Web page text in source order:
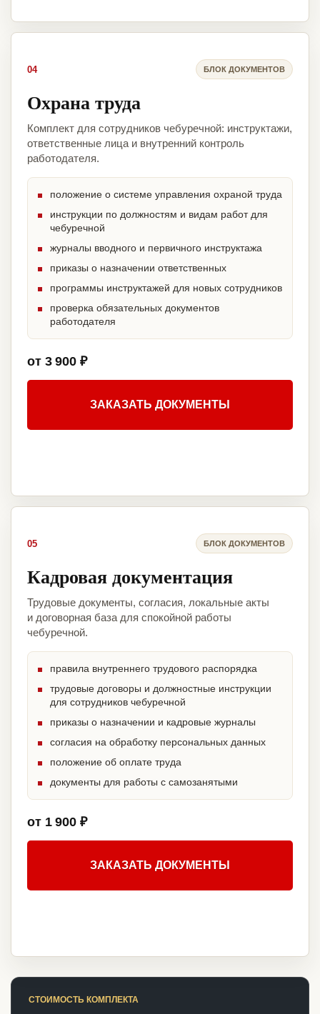
04 БЛОК ДОКУМЕНТОВ
Охрана труда
Комплект для сотрудников чебуречной: инструктажи,
ответственные лица и внутренний контроль
работодателя.
положение о системе управления охраной труда
инструкции по должностям и видам работ для
чебуречной
журналы вводного и первичного инструктажа
приказы о назначении ответственных
программы инструктажей для новых сотрудников
проверка обязательных документов
работодателя
от 3 900 ₽
ЗАКАЗАТЬ ДОКУМЕНТЫ
05 БЛОК ДОКУМЕНТОВ
Кадровая документация
Трудовые документы, согласия, локальные акты
и договорная база для спокойной работы
чебуречной.
правила внутреннего трудового распорядка
трудовые договоры и должностные инструкции
для сотрудников чебуречной
приказы о назначении и кадровые журналы
согласия на обработку персональных данных
положение об оплате труда
документы для работы с самозанятыми
от 1 900 ₽
ЗАКАЗАТЬ ДОКУМЕНТЫ
СТОИМОСТЬ КОМПЛЕКТА